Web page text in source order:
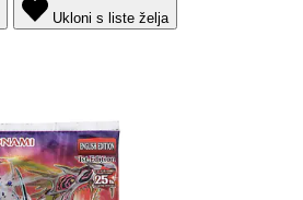
Ukloni s liste želja